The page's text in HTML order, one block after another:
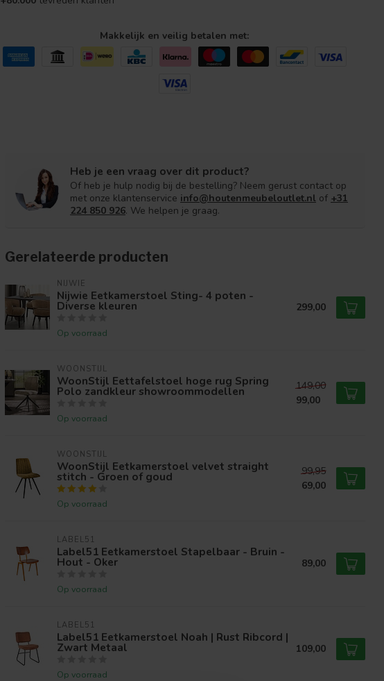
Makkelijk en veilig betalen met:
Heb je een vraag over dit product?
Of heb je hulp nodig bij de bestelling? Neem gerust contact op
met onze klantenservice info@houtenmeubeloutlet.nl of +31
224 850 926. We helpen je graag.
Gerelateerde producten
NIJWIE
Nijwie Eetkamerstoel Sting- 4 poten -
Diverse kleuren
Op voorraad
299,00
WOONSTIJL
WoonStijl Eettafelstoel hoge rug Spring
Polo zandkleur showroommodellen
Op voorraad
149,00
99,00
WOONSTIJL
WoonStijl Eetkamerstoel velvet straight
stitch - Groen of goud
Op voorraad
99,95
69,00
LABEL51
Label51 Eetkamerstoel Stapelbaar - Bruin -
Hout - Oker
Op voorraad
89,00
LABEL51
Label51 Eetkamerstoel Noah | Rust Ribcord |
Zwart Metaal
Op voorraad
109,00